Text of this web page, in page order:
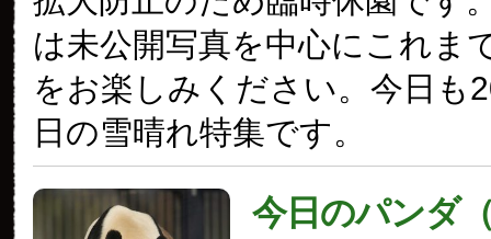
は未公開写真を中心にこれま
をお楽しみください。今日も
日の雪晴れ特集です。
今日のパンダ